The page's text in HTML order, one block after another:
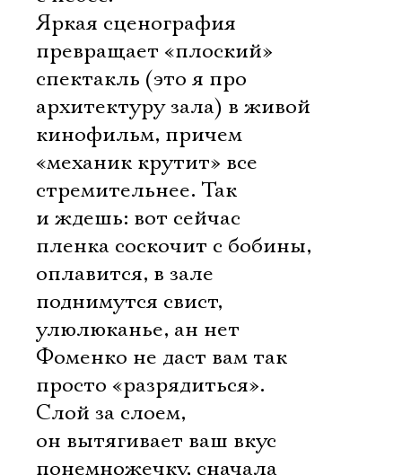
Яркая сценография
превращает «плоский»
спектакль (это я про
архитектуру зала) в живой
кинофильм, причем
«механик крутит» все
стремительнее. Так
и ждешь: вот сейчас
пленка соскочит с бобины,
оплавится, в зале
поднимутся свист,
улюлюканье, ан нет 
Фоменко не даст вам так
просто «разрядиться».
Слой за слоем,
он вытягивает ваш вкус
понемножечку, сначала